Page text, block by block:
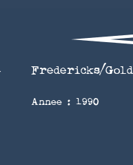
Fredericks/
Annee : 1990